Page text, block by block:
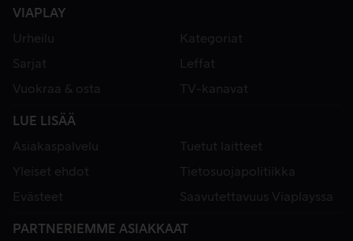
VIAPLAY
Urheilu
Kategoriat
Sarjat
Leffat
Vuokraa & osta
TV-kanavat
LUE LISÄÄ
Asiakaspalvelu
Tuetut laitteet
Yleiset ehdot
Tietosuojapolitiikka
Evästeet
Saavutettavuus Viaplayssa
PARTNERIEMME ASIAKKAAT